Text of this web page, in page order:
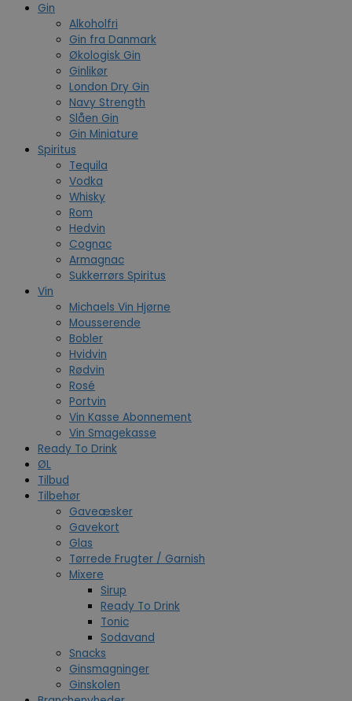
Gin
Alkoholfri
Gin fra Danmark
Økologisk Gin
Ginlikør
London Dry Gin
Navy Strength
Slåen Gin
Gin Miniature
Spiritus
Tequila
Vodka
Whisky
Rom
Hedvin
Cognac
Armagnac
Sukkerrørs Spiritus
Vin
Michaels Vin Hjørne
Mousserende
Bobler
Hvidvin
Rødvin
Rosé
Portvin
Vin Kasse Abonnement
Vin Smagekasse
Ready To Drink
ØL
Tilbud
Tilbehør
Gaveæsker
Gavekort
Glas
Tørrede Frugter / Garnish
Mixere
Sirup
Ready To Drink
Tonic
Sodavand
Snacks
Ginsmagninger
Ginskolen